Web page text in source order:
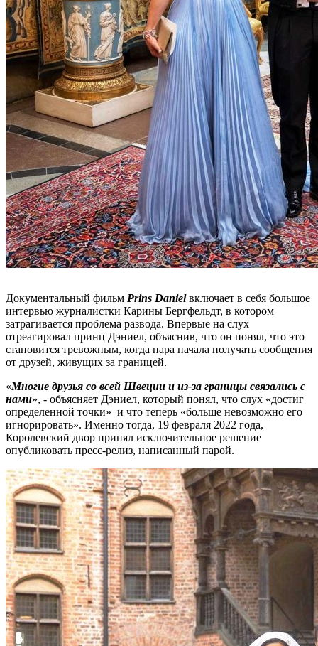
Документальный фильм Prins Danielвключает в себя большое
интервью журналистки Карины Бергфельдт, в котором
затрагивается проблема развода. Впервые на слух
отреагировал принц Дэниел, объяснив, что он понял, что это
становится тревожным, когда пара начала получать сообщения
от друзей, живущих за границей.
«Многие друзья со всей Швеции и из-за границы связались с
нами», - объясняет Дэниел, который понял, что слух «достиг
определенной точки» и что теперь «больше невозможно его
игнорировать». Именно тогда, 19 февраля 2022 года,
Королевский двор принял исключительное решение
опубликовать пресс-релиз, написанный парой.